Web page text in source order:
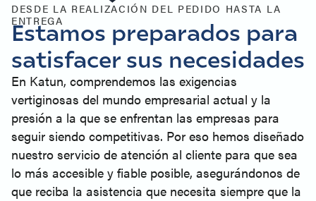
DESDE LA REALIZACIÓN DEL PEDIDO HASTA LA
ENTREGA
Estamos preparados para
satisfacer sus necesidades
En Katun, comprendemos las exigencias
vertiginosas del mundo empresarial actual y la
presión a la que se enfrentan las empresas para
seguir siendo competitivas. Por eso hemos diseñado
nuestro servicio de atención al cliente para que sea
lo más accesible y fiable posible, asegurándonos de
que reciba la asistencia que necesita siempre que la